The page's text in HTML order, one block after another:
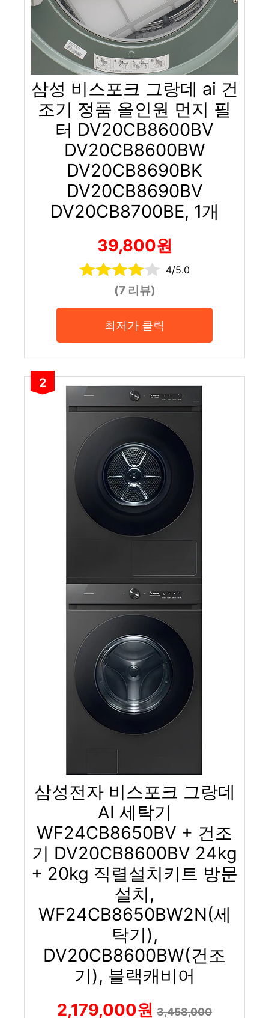
삼성 비스포크 그랑데 ai 건
조기 정품 올인원 먼지 필
터 DV20CB8600BV
DV20CB8600BW
DV20CB8690BK
DV20CB8690BV
DV20CB8700BE, 1개
39,800원
4/5.0
(7 리뷰)
최저가 클릭
2
삼성전자 비스포크 그랑데
AI 세탁기
WF24CB8650BV + 건조
기 DV20CB8600BV 24kg
+ 20kg 직렬설치키트 방문
설치,
WF24CB8650BW2N(세
탁기),
DV20CB8600BW(건조
기), 블랙캐비어
2,179,000원 3,458,000